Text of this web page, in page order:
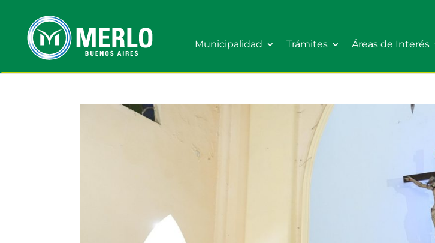
Municipalidad Trámites Áreas de Interés